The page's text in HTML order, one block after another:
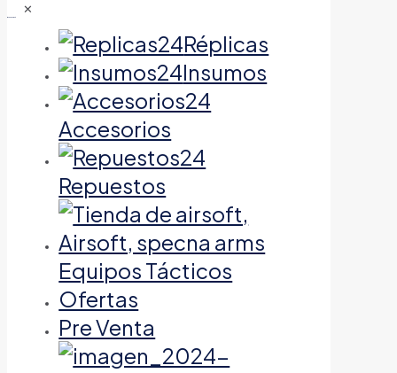
✕
Réplicas
Insumos
Accesorios
Repuestos
Equipos Tácticos
Ofertas
Pre Venta